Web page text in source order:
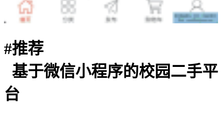
#推荐
基于微信小程序的校园二手平
台